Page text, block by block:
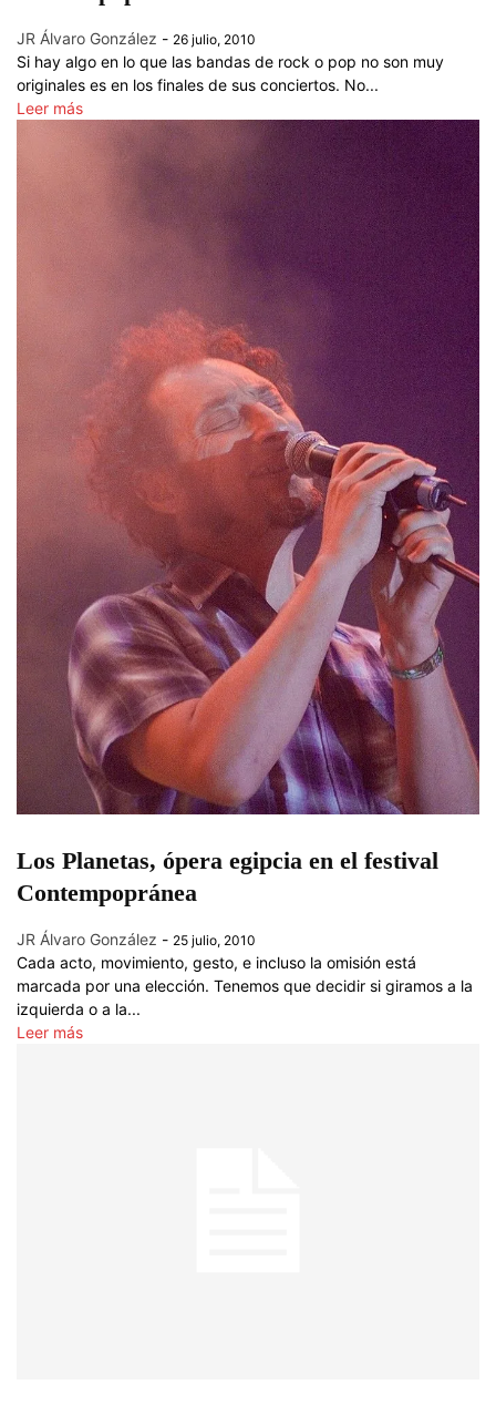
JR Álvaro González - 26 julio, 2010
Si hay algo en lo que las bandas de rock o pop no son muy
originales es en los finales de sus conciertos. No...
Leer más
Los Planetas, ópera egipcia en el festival
Contempopránea
JR Álvaro González - 25 julio, 2010
Cada acto, movimiento, gesto, e incluso la omisión está
marcada por una elección. Tenemos que decidir si giramos a la
izquierda o a la...
Leer más